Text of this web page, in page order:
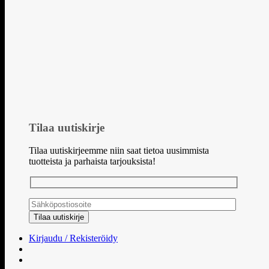
Tilaa uutiskirje
Tilaa uutiskirjeemme niin saat tietoa uusimmista
tuotteista ja parhaista tarjouksista!
Kirjaudu / Rekisteröidy